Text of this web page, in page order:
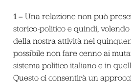
1 – Una relazione non può
storico-politico e quindi,
della nostra attività nel
possibile non fare cenno ai
sistema politico italiano e in
Questo ci consentirà un